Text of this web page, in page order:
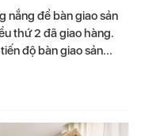
nắng để bàn giao sản
thứ 2 đã giao hàng.
độ bàn giao sản...